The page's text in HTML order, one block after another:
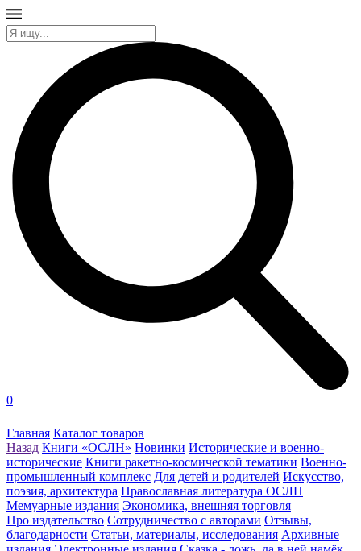
0
Главная Каталог товаров
Назад Книги «ОСЛН» Новинки Исторические и военно-
исторические Книги ракетно-космической тематики Военно-
промышленный комплекс Для детей и родителей Искусство,
поэзия, архитектура Православная литература ОСЛН
Мемуарные издания Экономика, внешняя торговля
Про издательство Сотрудничество с авторами Отзывы,
благодарности Статьи, материалы, исследования Архивные